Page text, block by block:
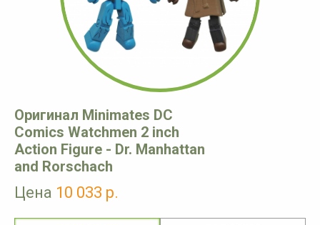
Оригинал Minimates DC
Comics Watchmen 2 inch
Action Figure - Dr. Manhattan
and Rorschach
Цена 10 033 р.